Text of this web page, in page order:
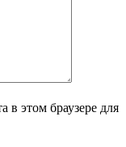
в этом браузере для